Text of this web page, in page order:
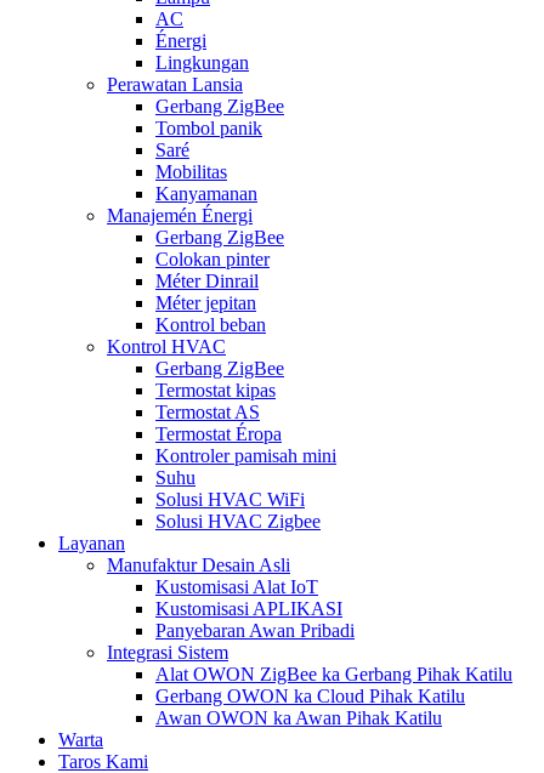
AC
Énergi
Lingkungan
Perawatan Lansia
Gerbang ZigBee
Tombol panik
Saré
Mobilitas
Kanyamanan
Manajemén Énergi
Gerbang ZigBee
Colokan pinter
Méter Dinrail
Méter jepitan
Kontrol beban
Kontrol HVAC
Gerbang ZigBee
Termostat kipas
Termostat AS
Termostat Éropa
Kontroler pamisah mini
Suhu
Solusi HVAC WiFi
Solusi HVAC Zigbee
Layanan
Manufaktur Desain Asli
Kustomisasi Alat IoT
Kustomisasi APLIKASI
Panyebaran Awan Pribadi
Integrasi Sistem
Alat OWON ZigBee ka Gerbang Pihak Katilu
Gerbang OWON ka Cloud Pihak Katilu
Awan OWON ka Awan Pihak Katilu
Warta
Taros Kami